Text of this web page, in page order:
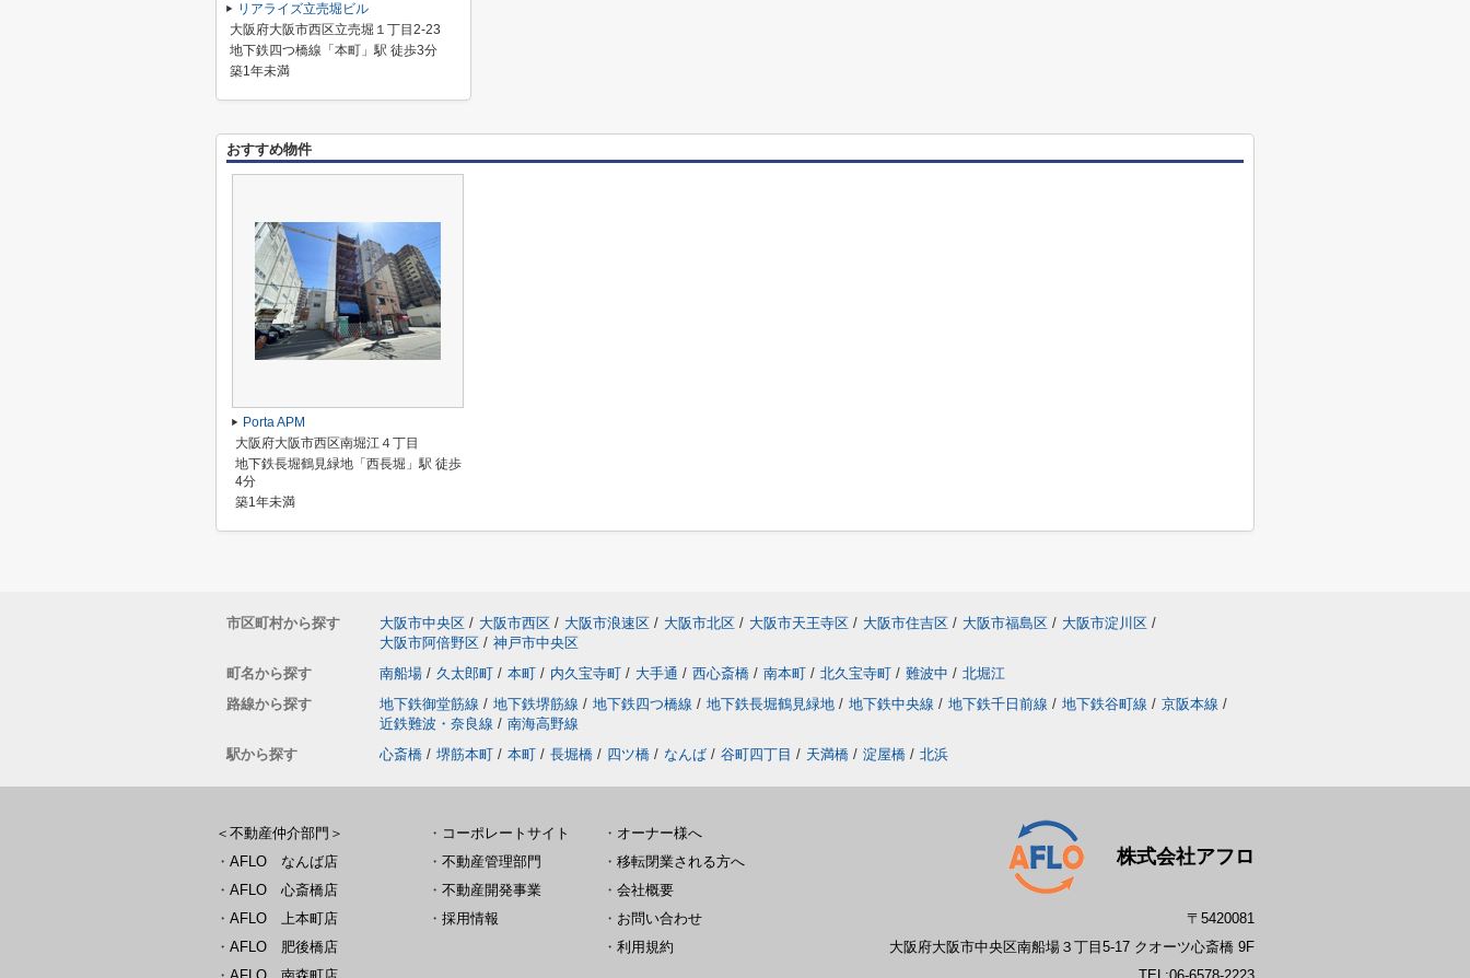
リアライズ立売堀ビル
大阪府大阪市西区立売堀１丁目2-23
地下鉄四つ橋線「本町」駅 徒歩3分
築1年未満
おすすめ物件
Porta APM
大阪府大阪市西区南堀江４丁目
地下鉄長堀鶴見緑地「西長堀」駅 徒歩
4分
築1年未満
市区町村から探す 大阪市中央区 / 大阪市西区 / 大阪市浪速区 / 大阪市北区 / 大阪市天王寺区 / 大阪市住吉区 / 大阪市福島区 / 大阪市淀川区 /
大阪市阿倍野区 / 神戸市中央区
町名から探す
南船場 / 久太郎町 / 本町 / 内久宝寺町 / 大手通 / 西心斎橋 / 南本町 / 北久宝寺町 / 難波中 / 北堀江
路線から探す
地下鉄御堂筋線 / 地下鉄堺筋線 / 地下鉄四つ橋線 / 地下鉄長堀鶴見緑地 / 地下鉄中央線 / 地下鉄千日前線 / 地下鉄谷町線 / 京阪本線 /
近鉄難波・奈良線 / 南海高野線
駅から探す
心斎橋 / 堺筋本町 / 本町 / 長堀橋 / 四ツ橋 / なんば / 谷町四丁目 / 天満橋 / 淀屋橋 / 北浜
＜不動産仲介部門＞
・ AFLO なんば店
・ AFLO 心斎橋店
・ AFLO 上本町店
・ AFLO 肥後橋店
・ コーポレートサイト
・ 不動産管理部門
・ 不動産開発事業
・ 採用情報
・ オーナー様へ
・ 移転閉業される方へ
・ 会社概要
・ お問い合わせ
・ 利用規約
株式会社アフロ
〒5420081
大阪府大阪市中央区南船場３丁目5-17 クオーツ心斎橋 9F